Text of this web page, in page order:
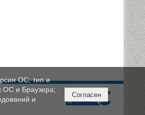
ОС; тип и
ОС и Браузера;
и
Согласен